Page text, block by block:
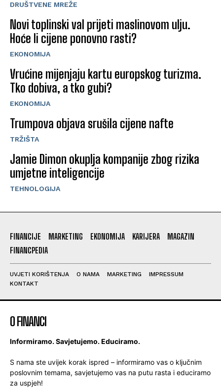
DRUŠTVENE MREŽE
Novi toplinski val prijeti maslinovom ulju.
Hoće li cijene ponovno rasti?
EKONOMIJA
Vrućine mijenjaju kartu europskog turizma.
Tko dobiva, a tko gubi?
EKONOMIJA
Trumpova objava srušila cijene nafte
TRŽIŠTA
Jamie Dimon okuplja kompanije zbog rizika
umjetne inteligencije
TEHNOLOGIJA
FINANCIJE MARKETING EKONOMIJA KARIJERA
MAGAZIN
FINANCPEDIA
UVJETI KORIŠTENJA O NAMA MARKETING
IMPRESSUM
KONTAKT
O FINANCI
Informiramo. Savjetujemo. Educiramo.
S nama ste uvijek korak ispred – informiramo vas o ključnim
poslovnim temama, savjetujemo vas na putu rasta i educiramo
za uspjeh!